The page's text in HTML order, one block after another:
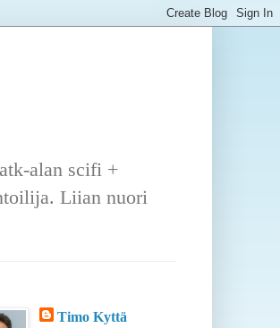
alan scifi +
Liian nuori
Timo Kyttä